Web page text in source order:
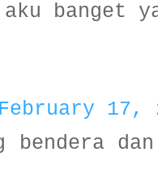
banget
February 17,
bendera